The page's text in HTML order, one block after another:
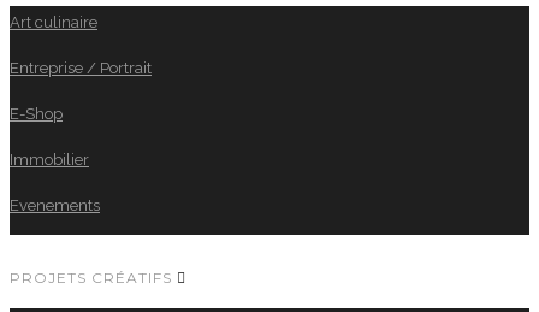
Art culinaire
Entreprise / Portrait
E-Shop
Immobilier
Evenements
PROJETS CRÉATIFS